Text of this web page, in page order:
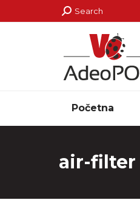
Search:
Search
Početna
air-filter